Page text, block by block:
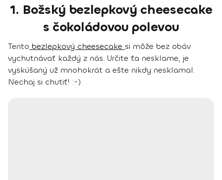
1. Božský bezlepkový cheesecake
s čokoládovou polevou
Tento bezlepkový cheesecake si môže bez obáv
vychutnávať každý z nás. Určite ťa nesklame, je
vyskúšaný už mnohokrát a ešte nikdy nesklamal.
Nechaj si chutiť! :-)